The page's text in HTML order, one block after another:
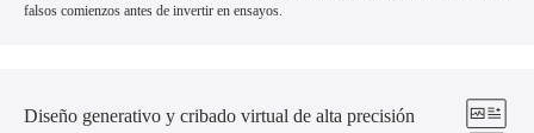
falsos comienzos antes de invertir en ensayos.
Diseño generativo y cribado virtual de alta precisión